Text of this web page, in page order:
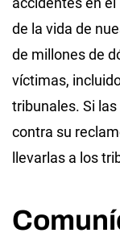
de la vida de
de millones de
víctimas,
tribunales. Si
contra su
llevarlas a los